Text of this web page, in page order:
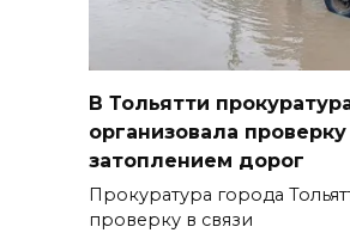
В Тольятти
организовала проверку
затоплением дорог
Прокуратура города
проверку в связи